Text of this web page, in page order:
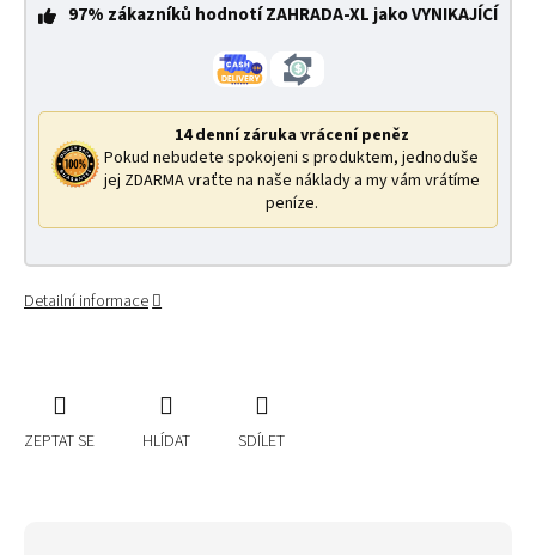
97% zákazníků hodnotí ZAHRADA-XL jako VYNIKAJÍCÍ
14 denní záruka vrácení peněz
Pokud nebudete spokojeni s produktem, jednoduše
jej ZDARMA vraťte na naše náklady a my vám vrátíme
peníze.
Detailní informace
ZEPTAT SE HLÍDAT SDÍLET